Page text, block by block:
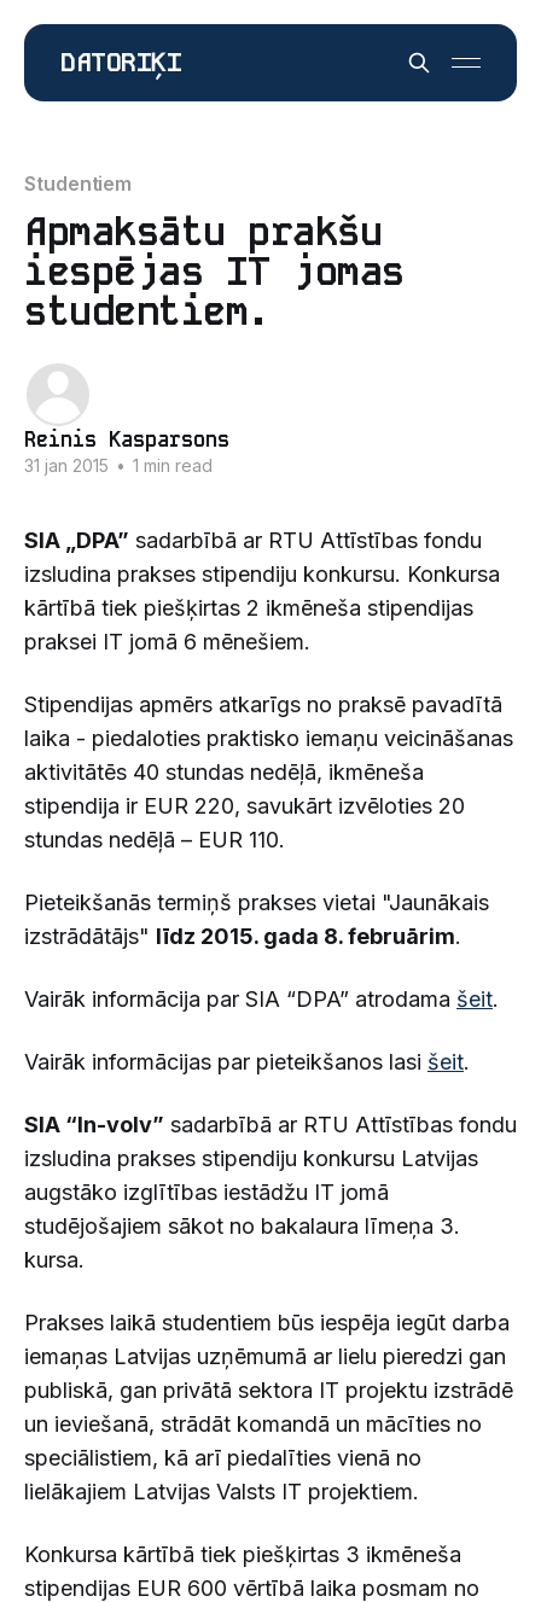
DATORIĶI
Studentiem
Apmaksātu prakšu
iespējas IT jomas
studentiem.
Reinis Kasparsons
31 jan 2015 • 1 min read
SIA „DPA” sadarbībā ar RTU Attīstības fondu
izsludina prakses stipendiju konkursu. Konkursa
kārtībā tiek piešķirtas 2 ikmēneša stipendijas
praksei IT jomā 6 mēnešiem.
Stipendijas apmērs atkarīgs no praksē pavadītā
laika - piedaloties praktisko iemaņu veicināšanas
aktivitātēs 40 stundas nedēļā, ikmēneša
stipendija ir EUR 220, savukārt izvēloties 20
stundas nedēļā – EUR 110.
Pieteikšanās termiņš prakses vietai "Jaunākais
izstrādātājs" līdz 2015. gada 8. februārim.
Vairāk informācija par SIA “DPA” atrodama šeit.
Vairāk informācijas par pieteikšanos lasi šeit.
SIA “In-volv” sadarbībā ar RTU Attīstības fondu
izsludina prakses stipendiju konkursu Latvijas
augstāko izglītības iestādžu IT jomā
studējošajiem sākot no bakalaura līmeņa 3.
kursa.
Prakses laikā studentiem būs iespēja iegūt darba
iemaņas Latvijas uzņēmumā ar lielu pieredzi gan
publiskā, gan privātā sektora IT projektu izstrādē
un ieviešanā, strādāt komandā un mācīties no
speciālistiem, kā arī piedalīties vienā no
lielākajiem Latvijas Valsts IT projektiem.
Konkursa kārtībā tiek piešķirtas 3 ikmēneša
stipendijas EUR 600 vērtībā laika posmam no